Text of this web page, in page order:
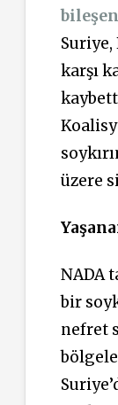
karşı
üzere
NADA
bir
nefret